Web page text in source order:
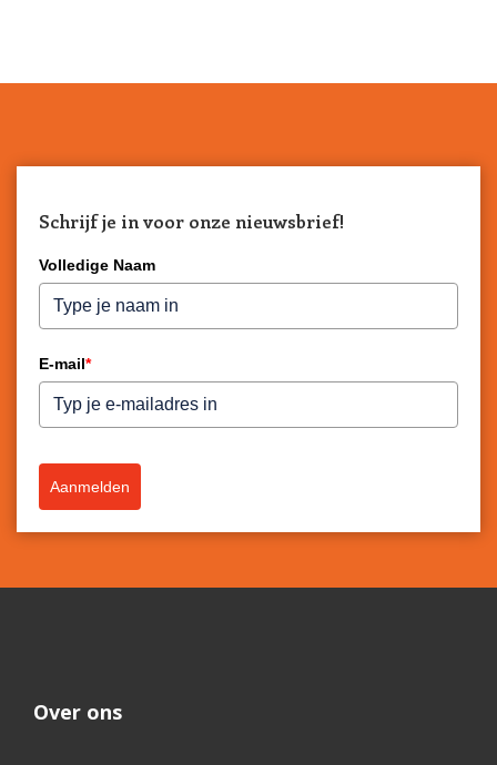
Schrijf je in voor onze nieuwsbrief!
Volledige Naam
E-mail*
Aanmelden
Over ons